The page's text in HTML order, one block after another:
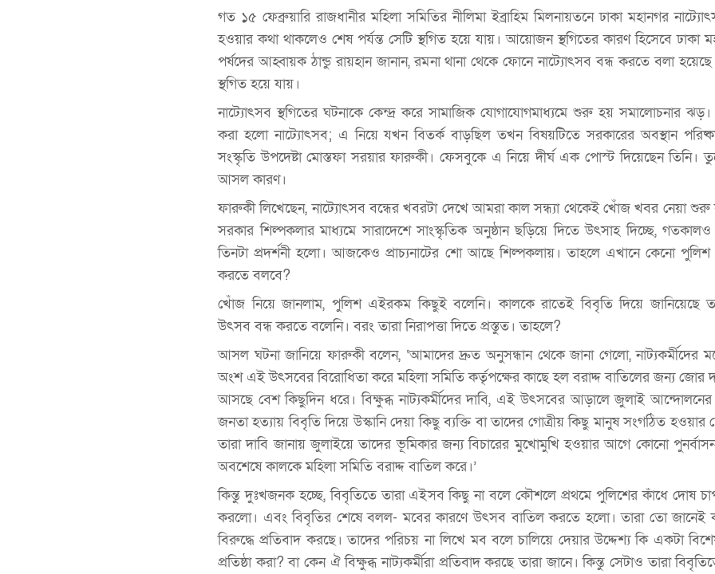
গত ১৫ ফেব্রুয়ারি রাজধানীর মহিলা সমিতির নীলিমা ইব্রাহিম মিলনায়তনে ঢাকা মহানগর
হওয়ার কথা থাকলেও শেষ পর্যন্ত সেটি স্থগিত হয়ে যায়। আয়োজন স্থগিতের কারণ হিসেবে ঢাকা
পর্ষদের আহ্বায়ক ঠান্ডু রায়হান জানান, রমনা থানা থেকে ফোনে নাট্যোৎসব বন্ধ করতে বলা
স্থগিত হয়ে যায়।
নাট্যোৎসব স্থগিতের ঘটনাকে কেন্দ্র করে সামাজিক যোগাযোগমাধ্যমে শুরু হয় সমালোচনার ঝড়।
করা হলো নাট্যোৎসব; এ নিয়ে যখন বিতর্ক বাড়ছিল তখন বিষয়টিতে সরকারের অবস্থান
সংস্কৃতি উপদেষ্টা মোস্তফা সরয়ার ফারুকী। ফেসবুকে এ নিয়ে দীর্ঘ এক পোস্ট দিয়েছেন তিনি।
আসল কারণ।
ফারুকী লিখেছেন, নাট্যোৎসব বন্ধের খবরটা দেখে আমরা কাল সন্ধ্যা থেকেই খোঁজ খবর নেয়া শুরু
সরকার শিল্পকলার মাধ্যমে সারাদেশে সাংস্কৃতিক অনুষ্ঠান ছড়িয়ে দিতে উৎসাহ দিচ্ছে,
তিনটা প্রদর্শনী হলো। আজকেও প্রাচ্যনাটের শো আছে শিল্পকলায়। তাহলে এখানে কেনো
করতে বলবে?
খোঁজ নিয়ে জানলাম, পুলিশ এইরকম কিছুই বলেনি। কালকে রাতেই বিবৃতি দিয়ে জানিয়েছে
উৎসব বন্ধ করতে বলেনি। বরং তারা নিরাপত্তা দিতে প্রস্তুত। তাহলে?
আসল ঘটনা জানিয়ে ফারুকী বলেন, ‘আমাদের দ্রুত অনুসন্ধান থেকে জানা গেলো, নাট্যকর্মীদের
অংশ এই উৎসবের বিরোধিতা করে মহিলা সমিতি কর্তৃপক্ষের কাছে হল বরাদ্দ বাতিলের জন্য জোর
আসছে বেশ কিছুদিন ধরে। বিক্ষুব্ধ নাট্যকর্মীদের দাবি, এই উৎসবের আড়ালে জুলাই আন্দোলনের
জনতা হত্যায় বিবৃতি দিয়ে উস্কানি দেয়া কিছু ব্যক্তি বা তাদের গোত্রীয় কিছু মানুষ সংগঠিত হওয়ার
তারা দাবি জানায় জুলাইয়ে তাদের ভূমিকার জন্য বিচারের মুখোমুখি হওয়ার আগে কোনো
অবশেষে কালকে মহিলা সমিতি বরাদ্দ বাতিল করে।’
কিন্তু দুঃখজনক হচ্ছে, বিবৃতিতে তারা এইসব কিছু না বলে কৌশলে প্রথমে পুলিশের কাঁধে দোষ
করলো। এবং বিবৃতির শেষে বলল- মবের কারণে উৎসব বাতিল করতে হলো। তারা তো জানেই
বিরুদ্ধে প্রতিবাদ করছে। তাদের পরিচয় না লিখে মব বলে চালিয়ে দেয়ার উদ্দেশ্য কি একটা
প্রতিষ্ঠা করা? বা কেন ঐ বিক্ষুব্ধ নাট্যকর্মীরা প্রতিবাদ করছে তারা জানে। কিন্তু সেটাও তারা